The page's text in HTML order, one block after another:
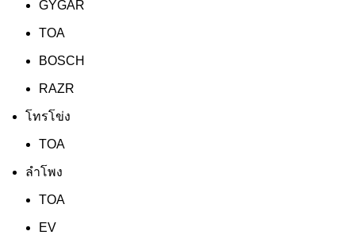
GYGAR
TOA
BOSCH
RAZR
โทรโข่ง
TOA
ลำโพง
TOA
EV